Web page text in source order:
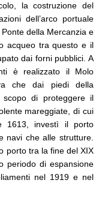
la costruzione del
dell’arco portuale
della Mercanzia e
acqueo tra questo e il
dai forni pubblici. A
è realizzato il Molo
che dai piedi della
scopo di proteggere il
mareggiate, di cui
1613, investì il porto
navi che alle strutture.
porto tra la fine del XIX
periodo di espansione
nel 1919 e nel